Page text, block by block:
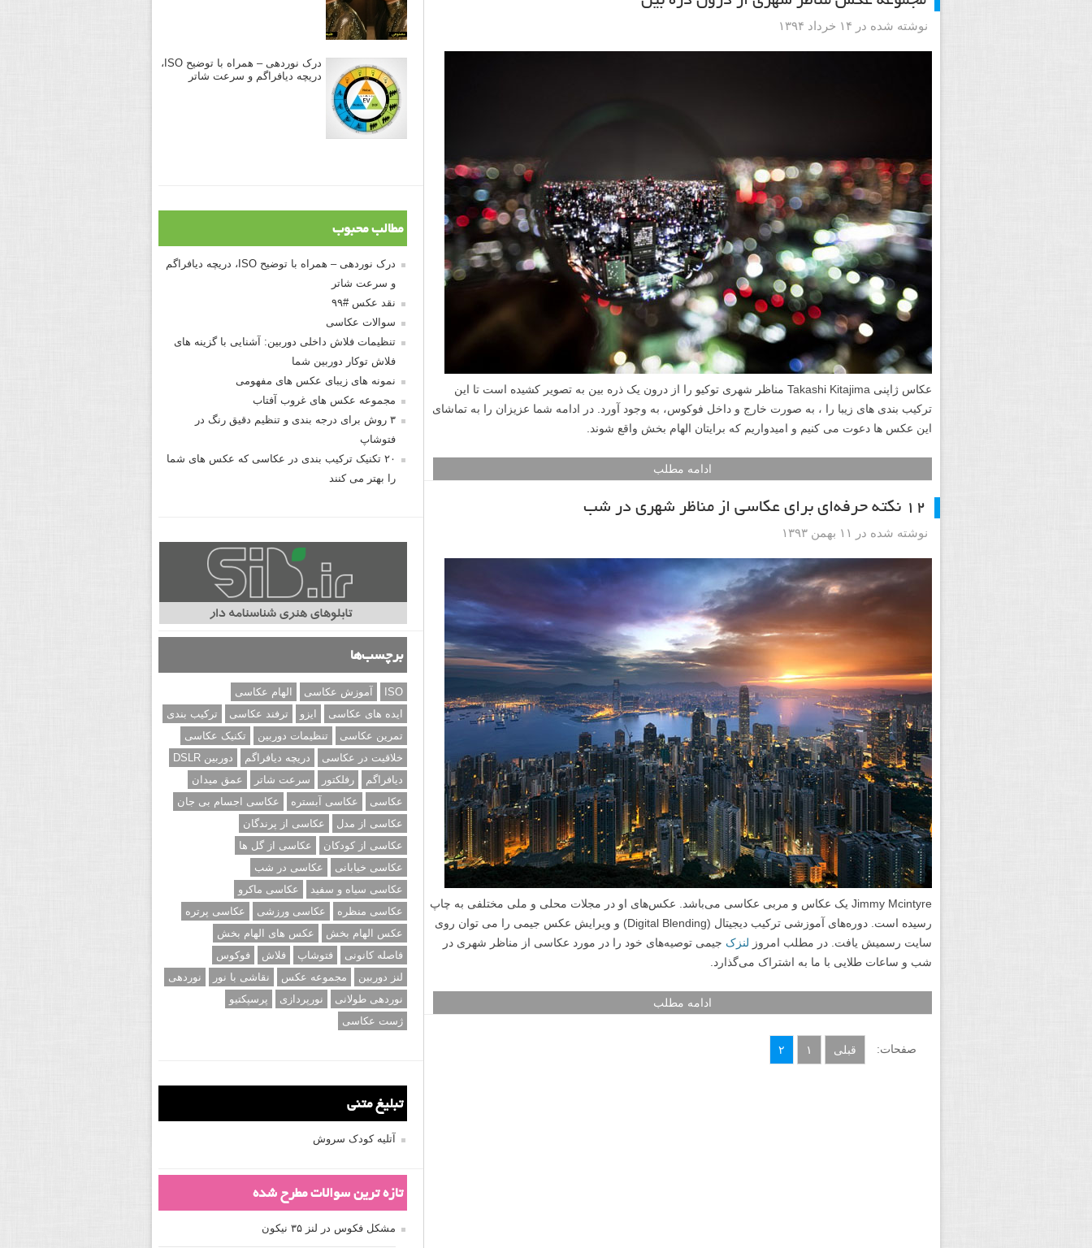
نوشته شده در ۱۴ خرداد ۱۳۹۴
عکاس ژاپنی Takashi Kitajima مناظر شهری توکیو را از درون یک ذره بین به تصویر کشیده است تا این
ترکیب بندی های زیبا را ، به صورت خارج و داخل فوکوس، به وجود آورد. در ادامه شما عزیزان را به تماشای
این عکس ها دعوت می کنیم و امیدواریم که برایتان الهام بخش واقع شوند.
ادامه مطلب
۱۲ نکته حرفه‌ای برای عکاسی از مناظر شهری در شب
نوشته شده در ۱۱ بهمن ۱۳۹۳
Jimmy Mcintyre یک عکاس و مربی عکاسی می‌باشد. عکس‌های او در مجلات محلی و ملی مختلفی به چاپ
رسیده‌ است. دوره‌های آموزشی ترکیب دیجیتال (Digital Blending) و ویرایش عکس جیمی را می توان‌ روی
سایت رسمیش یافت. در مطلب امروز لنزک جیمی توصیه‌های خود را در مورد عکاسی از مناظر شهری در
شب و ساعات طلایی با ما به اشتراک می‌گذارد.
ادامه مطلب
صفحات: قبلی ۱ ۲
درک نوردهی – همراه با توضیح ISO،
دریچه دیافراگم و سرعت شاتر
مطالب محبوب
درک نوردهی – همراه با توضیح ISO، دریچه دیافراگم
و سرعت شاتر
نقد عکس #۹۹
سوالات عکاسی
تنظیمات فلاش داخلی دوربین: آشنایی با گزینه های
فلاش توکار دوربین شما
نمونه های زیبای عکس های مفهومی
مجموعه عکس های غروب آفتاب
۳ روش برای درجه بندی و تنظیم دقیق رنگ در
فتوشاپ
۲۰ تکنیک ترکیب بندی در عکاسی که عکس های شما
را بهتر می کنند
برچسب‌ها
ISO آموزش عکاسی
الهام عکاسی
ایده های عکاسی
ایزو ترفند عکاسی
ترکیب بندی
تمرین عکاسی
تنظیمات دوربین
تکنیک عکاسی
خلاقیت در عکاسی
دریچه دیافراگم
دوربین DSLR
دیافراگم
رفلکتور سرعت شاتر
عمق میدان
عکاسی
عکاسی آبستره
عکاسی اجسام بی جان
عکاسی از مدل
عکاسی از پرندگان
عکاسی از کودکان
عکاسی از گل ها
عکاسی خیابانی
عکاسی در شب
عکاسی سیاه و سفید
عکاسی ماکرو
عکاسی منظره
عکاسی ورزشی
عکاسی پرتره
عکس الهام بخش
عکس های الهام بخش
فاصله کانونی
فتوشاپ فلاش
فوکوس
لنز دوربین
مجموعه عکس نقاشی با نور
نوردهی
نوردهی طولانی
نورپردازی
پرسپکتیو
ژست عکاسی
تبلیغ متنی
آتلیه کودک سروش
تازه ترین سوالات مطرح شده
مشکل فکوس در لنز ۳۵ نیکون